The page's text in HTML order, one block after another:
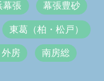
幕張 幕張豊砂
東葛（柏・松戸）
外房 南房総